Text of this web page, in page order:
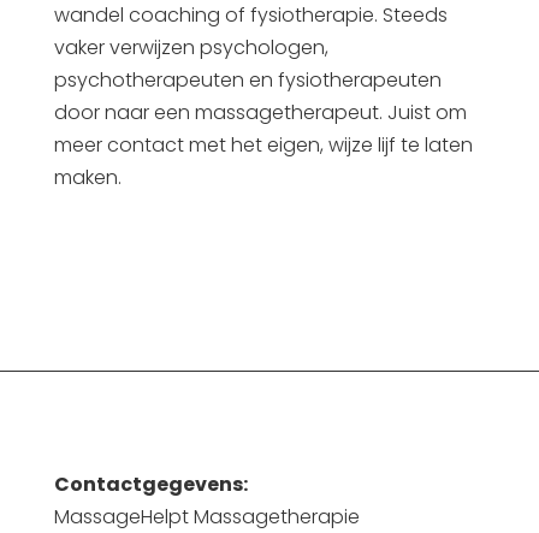
wandel coaching of fysiotherapie. Steeds
vaker verwijzen psychologen,
psychotherapeuten en fysiotherapeuten
door naar een massagetherapeut. Juist om
meer contact met het eigen, wijze lijf te laten
maken.
Contactgegevens:
MassageHelpt Massagetherapie